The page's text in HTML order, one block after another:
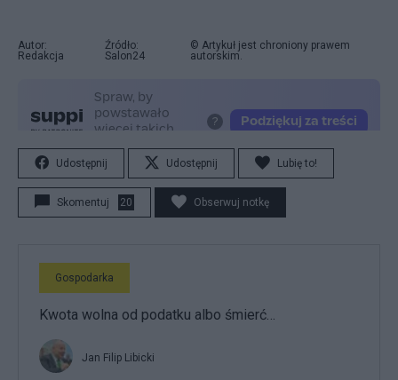
Autor:
Redakcja
Źródło:
Salon24
© Artykuł jest chroniony prawem
autorskim.
Udostępnij Udostępnij Lubię to!
Skomentuj 20 Obserwuj notkę
Gospodarka
Kwota wolna od podatku albo śmierć…
Jan Filip Libicki